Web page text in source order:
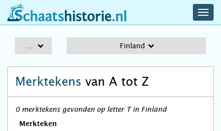
schaatshistorie.nl
Finland
Merktekens van A tot Z
0 merktekens gevonden op letter T in Finland
Merkteken